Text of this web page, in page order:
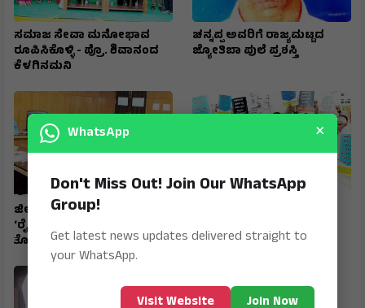
ಸಮಾಜ ಸೇವಾ ಮನೋಭಾವ
ರೂಪಿಸಿಕೊಳ್ಳಿ - ಪ್ರೊ. ಶಿವಾನಂದ
ಕೆಳಗಿನಮನಿ
ಚನ್ನಪ್ಪ ಅವರಿಗೆ ರಾಜ್ಯಮಟ್ಟದ
ಜ್ಯೋತಿಬಾ ಪುಲೆ ಪ್ರಶಸ್ತಿ
ಜಿಲ್ಲಾ ಟಾಸ್‌‌ಕೆರ್ಸ್ ಸಮಿತಿ ಸಭೆ
‘ರೈತರಿಗೆ ಯಾವುದೇ
ತೊಂದರೆಯಾಗದಂತೆ ನೋಡಿಕೊಳ್ಳಿ’
ಜಮೀನುಗಳಿಗೆ ಹೋಗಲು ದಾರಿ
ಮಾಡಿಕೊಡಲು ಆಗ್ರಹ
WhatsApp ×
Don't Miss Out! Join Our WhatsApp
Group!
Get latest news updates delivered straight to
your WhatsApp.
Visit Website Join Now